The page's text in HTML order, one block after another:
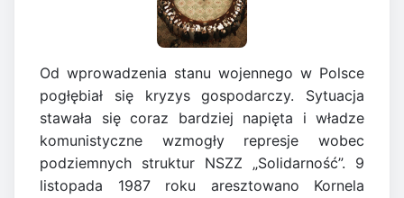
Od wprowadzenia stanu wojennego w Polsce
pogłębiał się kryzys gospodarczy. Sytuacja
stawała się coraz bardziej napięta i władze
komunistyczne wzmogły represje wobec
podziemnych struktur NSZZ „Solidarność”. 9
listopada 1987 roku aresztowano Kornela